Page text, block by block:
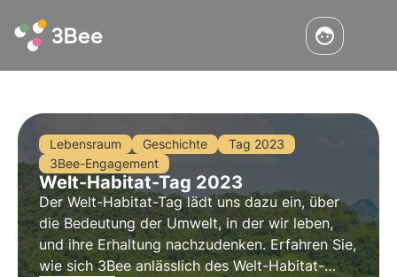
Lebensraum Geschichte
Tag 2023
3Bee-Engagement
Welt-Habitat-Tag 2023
Der Welt-Habitat-Tag lädt uns dazu ein, über
die Bedeutung der Umwelt, in der wir leben,
und ihre Erhaltung nachzudenken. Erfahren Sie,
wie sich 3Bee anlässlich des Welt-Habitat-